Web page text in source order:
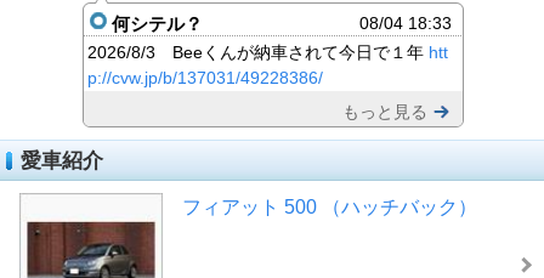
何シテル？
08/04 18:33
2026/8/3 Beeくんが納車されて今日で１年 htt
p://cvw.jp/b/137031/49228386/
もっと見る
愛車紹介
フィアット 500 （ハッチバック）